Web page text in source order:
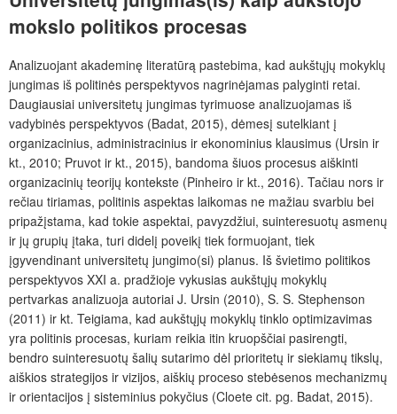
mokslo politikos procesas
Analizuojant akademinę literatūrą pastebima, kad aukštųjų mokyklų
jungimas iš politinės perspektyvos nagrinėjamas palyginti retai.
Daugiausiai universitetų jungimas tyrimuose analizuojamas iš
vadybinės perspektyvos (Badat, 2015), dėmesį sutelkiant į
organizacinius, administracinius ir ekonominius klausimus (Ursin ir
kt., 2010; Pruvot ir kt., 2015), bandoma šiuos procesus aiškinti
organizacinių teorijų kontekste (Pinheiro ir kt., 2016). Tačiau nors ir
rečiau tiriamas, politinis aspektas laikomas ne mažiau svarbiu bei
pripažįstama, kad tokie aspektai, pavyzdžiui, suinteresuotų asmenų
ir jų grupių įtaka, turi didelį poveikį tiek formuojant, tiek
įgyvendinant universitetų jungimo(si) planus. Iš švietimo politikos
perspektyvos XXI a. pradžioje vykusias aukštųjų mokyklų
pertvarkas analizuoja autoriai J. Ursin (2010), S. S. Stephenson
(2011) ir kt. Teigiama, kad aukštųjų mokyklų tinklo optimizavimas
yra politinis procesas, kuriam reikia itin kruopščiai pasirengti,
bendro suinteresuotų šalių sutarimo dėl prioritetų ir siekiamų tikslų,
aiškios strategijos ir vizijos, aiškių proceso stebėsenos mechanizmų
ir orientacijos į sisteminius pokyčius (Cloete cit. pg. Badat, 2015).